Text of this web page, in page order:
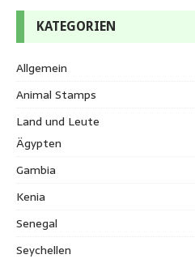
KATEGORIEN
Allgemein
Animal Stamps
Land und Leute
Ägypten
Gambia
Kenia
Senegal
Seychellen